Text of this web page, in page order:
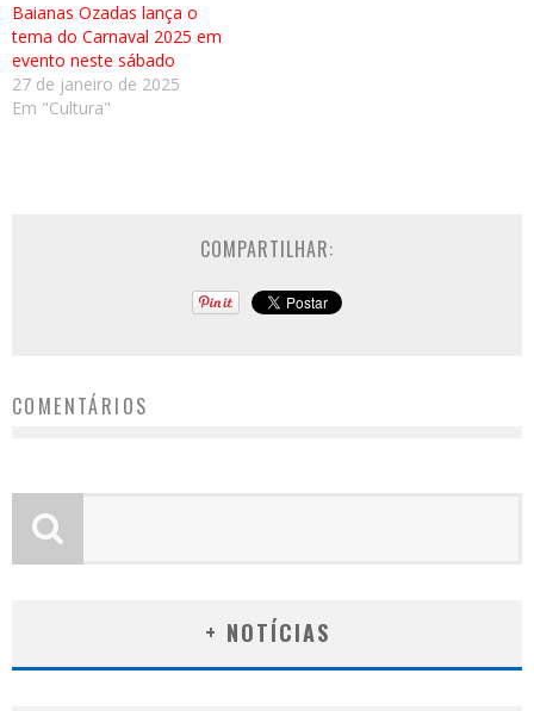
Baianas Ozadas lança o
tema do Carnaval 2025 em
evento neste sábado
27 de janeiro de 2025
Em "Cultura"
COMPARTILHAR:
COMENTÁRIOS
+ NOTÍCIAS